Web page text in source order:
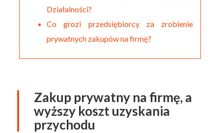
Działalności?
Co grozi przedsiębiorcy za zrobienie
prywatnych zakupów na firmę?
Zakup prywatny na firmę, a
wyższy koszt uzyskania
przychodu